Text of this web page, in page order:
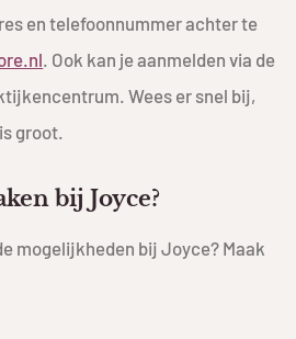
en telefoonnummer achter te
. Ook kan je aanmelden via de
Wees er snel bij,
groot.
bij Joyce?
mogelijkheden bij Joyce? Maak